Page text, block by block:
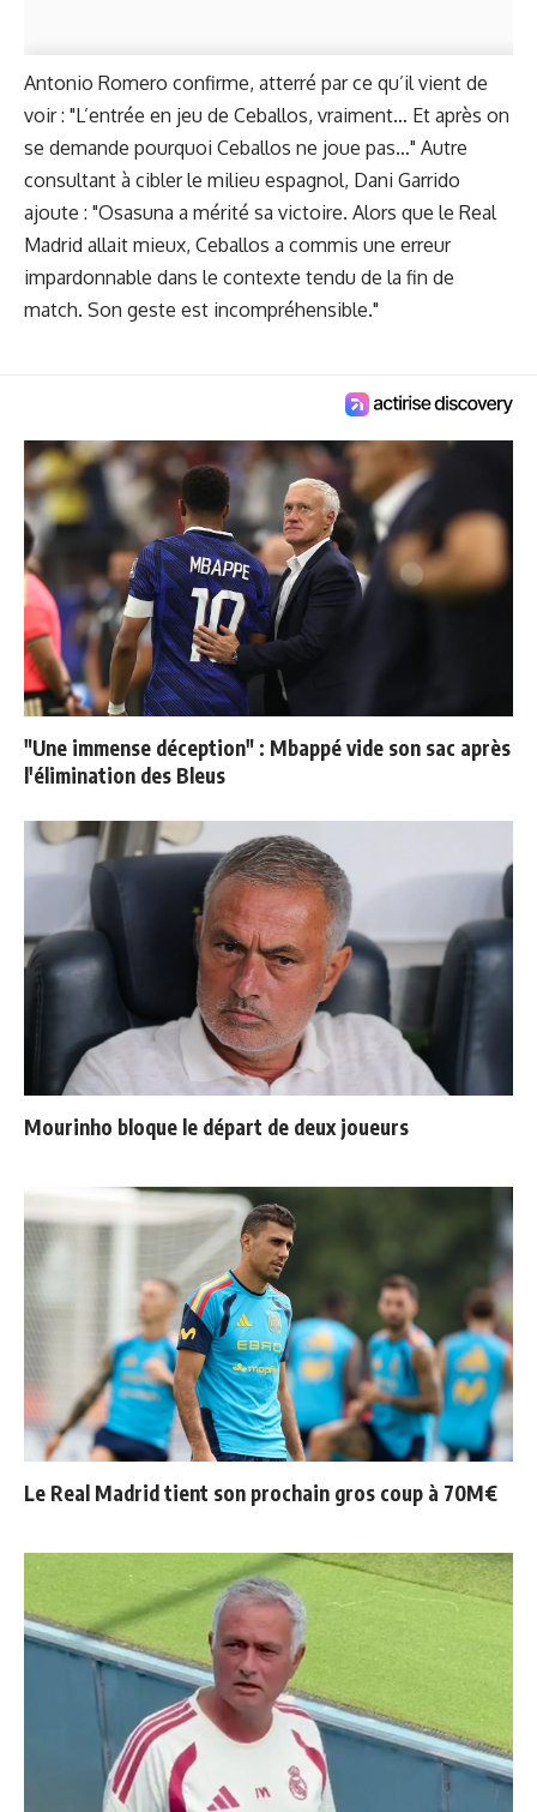
Antonio Romero confirme, atterré par ce qu’il vient de
voir : "L’entrée en jeu de Ceballos, vraiment… Et après on
se demande pourquoi Ceballos ne joue pas…" Autre
consultant à cibler le milieu espagnol, Dani Garrido
ajoute : "Osasuna a mérité sa victoire. Alors que le Real
Madrid allait mieux, Ceballos a commis une erreur
impardonnable dans le contexte tendu de la fin de
match. Son geste est incompréhensible."
"Une immense déception" : Mbappé vide son sac après
l'élimination des Bleus
Mourinho bloque le départ de deux joueurs
Le Real Madrid tient son prochain gros coup à 70M€